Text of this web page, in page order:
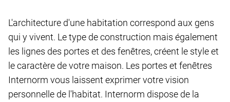
L'architecture d'une habitation correspond aux gens
qui y vivent. Le type de construction mais également
les lignes des portes et des fenêtres, créent le style et
le caractère de votre maison. Les portes et fenêtres
Internorm vous laissent exprimer votre vision
personnelle de l'habitat. Internorm dispose de la